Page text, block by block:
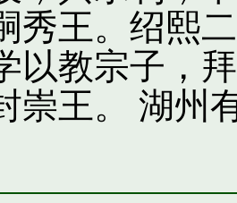
秀王。绍熙
以教宗子，
崇王。 湖州